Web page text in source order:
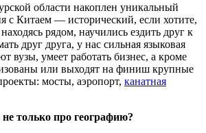
области накоплен уникальный
с Китаем — исторический, если хотите,
рядом, научились ездить друг к
друг друга, у нас сильная языковая
вузы, умеет работать бизнес, а кроме
или выходят на финиш крупные
мосты, аэропорт, канатная
только про географию?